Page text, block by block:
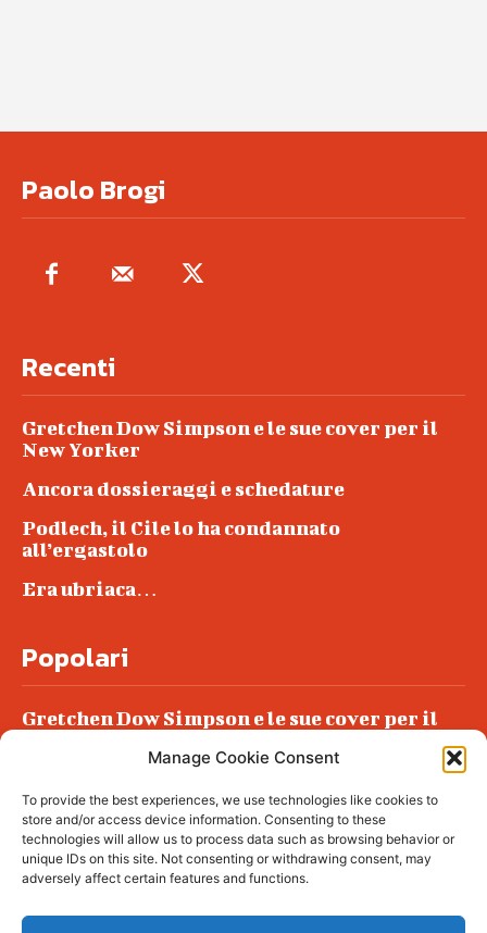
Manage Cookie Consent
To provide the best experiences, we use technologies like cookies to
store and/or access device information. Consenting to these
technologies will allow us to process data such as browsing behavior or
unique IDs on this site. Not consenting or withdrawing consent, may
adversely affect certain features and functions.
Paolo Brogi
Recenti
Gretchen Dow Simpson e le sue cover per il
New Yorker
Ancora dossieraggi e schedature
Podlech, il Cile lo ha condannato
all’ergastolo
Era ubriaca…
Popolari
Gretchen Dow Simpson e le sue cover per il
Podlech, il Cile lo ha condannato
all’ergastolo
Era ubriaca…